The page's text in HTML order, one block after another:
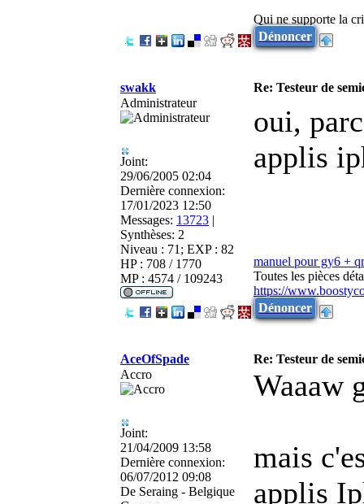
Qui ne supporte la
Dénoncer
swakk
Re: Testeur de
Administrateur
Joint:
29/06/2005 02:04
Dernière connexion:
17/01/2023 12:50
Messages: 13723 |
Synthèses: 2
Niveau : 71; EXP : 82
HP : 708 / 1770
MP : 4574 / 109243
oui,
applis
manuel pour gy6 +
Toutes les pièces
https://
Dénoncer
AceOfSpade
Re: Testeur de
Accro
Joint:
21/04/2009 13:58
Dernière connexion:
06/07/2012 09:08
De Seraing - Belgique
Waaaw
mais
applis